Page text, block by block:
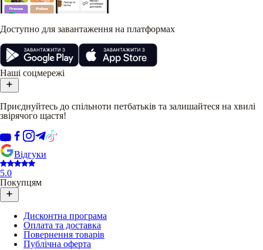
Доступно для завантаження на платформах
Наші соцмережі
Приєднуйтесь до спільноти петбатьків та залишайтеся на хвилі
звірячого щастя!
Відгуки
5.0
Покупцям
Дисконтна програма
Оплата та доставка
Повернення товарів
Публічна оферта